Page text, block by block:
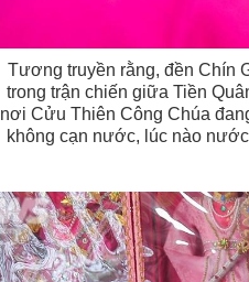
Tương truyền rằng, đền Chín
trong trận chiến giữa Tiền
nơi Cửu Thiên Công Chúa
không cạn nước, lúc nào